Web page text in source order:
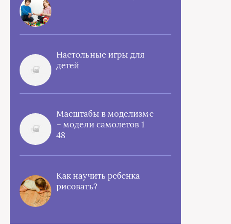
Настольные игры для
детей
Масштабы в моделизме
– модели самолетов 1
48
Как научить ребенка
рисовать?